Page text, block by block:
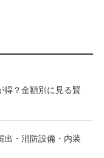
得？金額別に見る賢
出・消防設備・内装